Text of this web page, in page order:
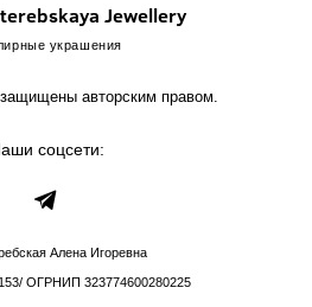
Jewellery
украшения
авторским правом.
соцсети:
Алена Игоревна
ОГРНИП 323774600280225